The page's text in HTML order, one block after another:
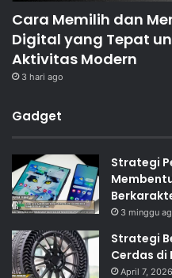
Cara Memilih dan
Digital yang Tepat
Aktivitas Modern
3 hari ago
Gadget
Strategi
3 minggu
Strategi
Cerdas di
April 7, 2026